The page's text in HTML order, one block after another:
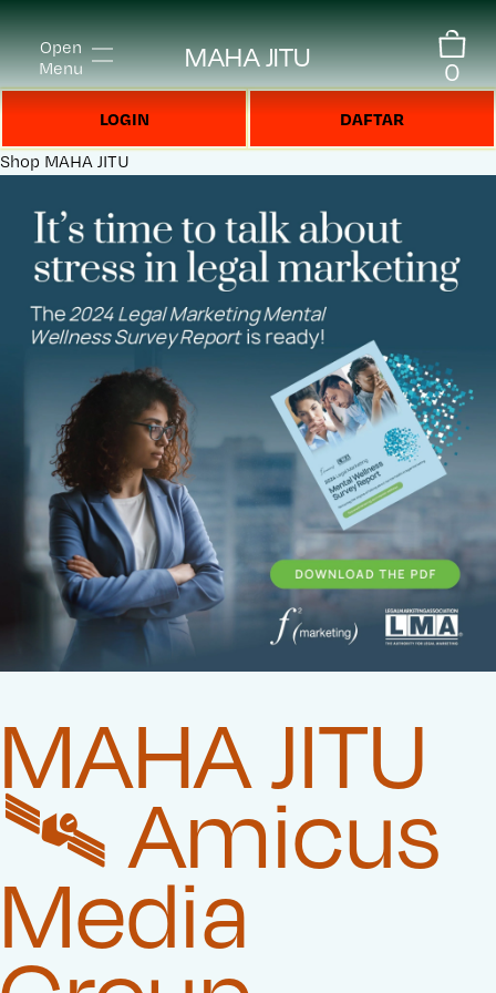
Open
Menu
MAHA JITU 0
LOGIN DAFTAR
Shop MAHA JITU
MAHA JITU
🛰️‍ Amicus
Media